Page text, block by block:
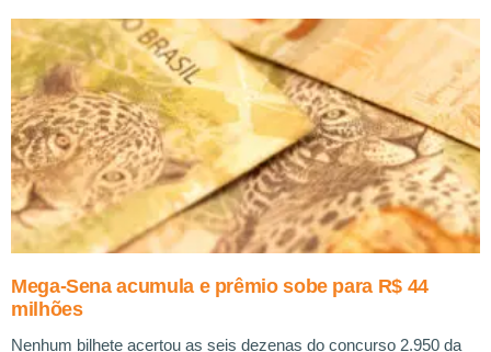
Mega-Sena acumula e prêmio sobe para R$ 44
milhões
Nenhum bilhete acertou as seis dezenas do concurso 2.950 da